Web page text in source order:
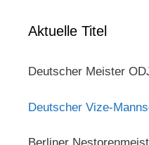
Aktuelle Titel
Deutscher Meister
Deutscher Vize-